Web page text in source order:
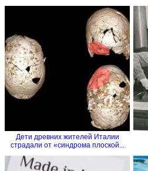
Дети древних жителей Италии
страдали от «синдрома плоской...